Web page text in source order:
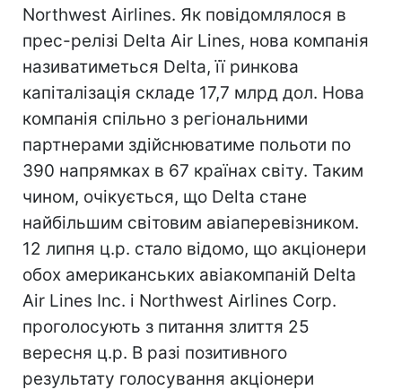
Northwest Airlines. Як повідомлялося в
прес-релізі Delta Air Lines, нова компанія
називатиметься Delta, її ринкова
капіталізація складе 17,7 млрд дол. Нова
компанія спільно з регіональними
партнерами здійснюватиме польоти по
390 напрямках в 67 країнах світу. Таким
чином, очікується, що Delta стане
найбільшим світовим авіаперевізником.
12 липня ц.р. стало відомо, що акціонери
обох американських авіакомпаній Delta
Air Lines Inc. і Northwest Airlines Corp.
проголосують з питання злиття 25
вересня ц.р. В разі позитивного
результату голосування акціонери